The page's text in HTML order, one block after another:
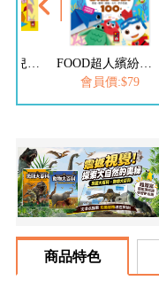
會員價:$79
商品特色